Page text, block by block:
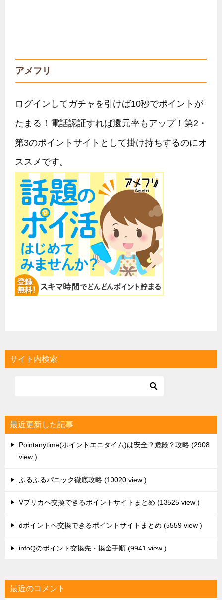
アメフリ
ログインしてガチャを引けば10秒でポイントが
たまる！電話認証すれば還元率もアップ！第2・
第3のポイントサイトとして掛け持ちするのにオ
ススメです。
サイト内検索
最近更新した記事
Pointanytime(ポイントエニタイム)は安全？危険？攻略
2908
view
ふるふるパニック徹底攻略 10020 view
Vプリカへ交換できるポイントサイトまとめ 13525 view
dポイントへ交換できるポイントサイトまとめ 5559 view
infoQのポイント交換先・換金手順 9941 view
最近のコメント